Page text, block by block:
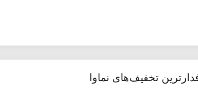
تخفیف‌های نماوا